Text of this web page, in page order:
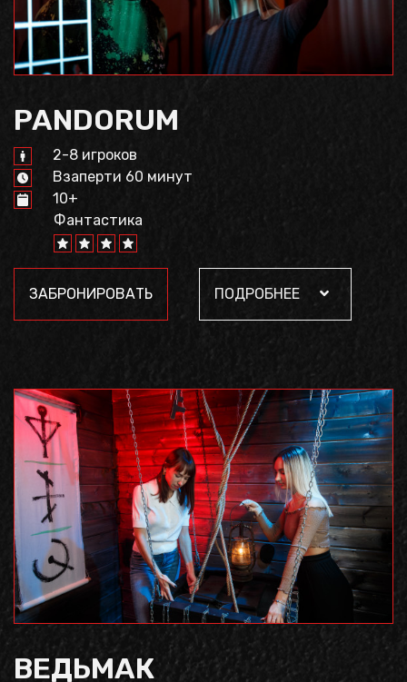
PANDORUM
2-8 игроков
Взаперти 60 минут
10+
Фантастика
ЗАБРОНИРОВАТЬ ПОДРОБНЕЕ
ВЕДЬМАК